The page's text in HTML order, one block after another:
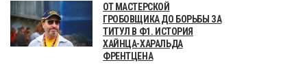
ОТ МАСТЕРСКОЙ
ГРОБОВЩИКА ДО БОРЬБЫ ЗА
ТИТУЛ В Ф1. ИСТОРИЯ
ХАЙНЦА-ХАРАЛЬДА
ФРЕНТЦЕНА